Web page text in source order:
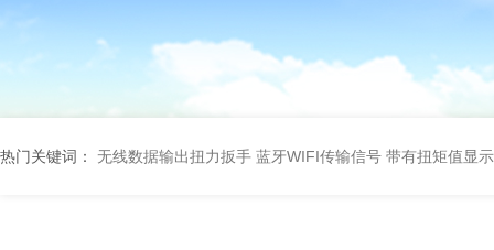
热门关键词： 无线数据输出扭力扳手 蓝牙WIFI传输信号 带有扭矩值显